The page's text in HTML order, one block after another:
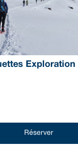
Exploration
Réserver